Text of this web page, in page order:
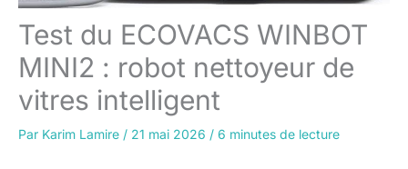
Test du ECOVACS WINBOT
MINI2 : robot nettoyeur de
vitres intelligent
Par Karim Lamire / 21 mai 2026 / 6 minutes de lecture